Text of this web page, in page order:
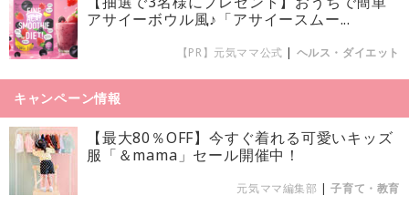
アサイーボウル風♪「アサイースムー...
【PR】元気ママ公式 | ヘルス・ダイエット
キャンペーン情報
【最大80％OFF】今すぐ着れる可愛いキッズ
服「＆mama」セール開催中！
元気ママ編集部 |子育て・教育